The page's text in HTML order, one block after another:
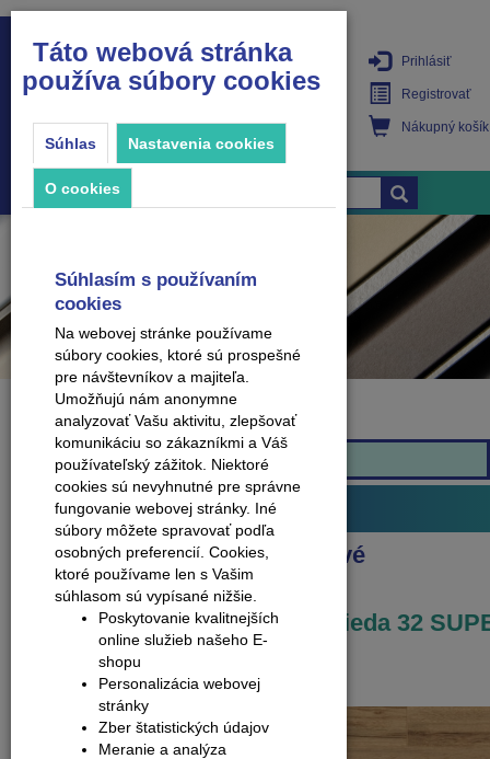
PRODUKTY
Prihlásiť
Registrovať
Nákupný košík
Značka
Krono Originál
Plávajúce podlahy
Produkty
Podlahy laminátové
Krono Originál
LP Dub Armoury 8.0 mm trieda 32
NATURAL (K419)
Táto webová stránka
používa súbory cookies
Súhlas Nastavenia cookies
O cookies
Súhlasím s používaním
cookies
Na webovej stránke používame
súbory cookies, ktoré sú prospešné
pre návštevníkov a majiteľa.
Umožňujú nám anonymne
analyzovať Vašu aktivitu, zlepšovať
komunikáciu so zákazníkmi a Váš
používateľský zážitok. Niektoré
cookies sú nevyhnutné pre správne
fungovanie webovej stránky. Iné
súbory môžete spravovať podľa
osobných preferencií. Cookies,
ktoré používame len s Vašim
súhlasom sú vypísané nižšie.
Poskytovanie kvalitnejších
online služieb našeho E-
shopu
Personalizácia webovej
stránky
Zber štatistických údajov
Meranie a analýza